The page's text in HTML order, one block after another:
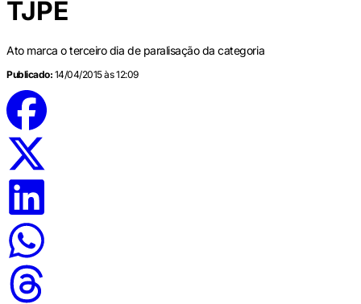
TJPE
Ato marca o terceiro dia de paralisação da categoria
Publicado: 14/04/2015 às 12:09